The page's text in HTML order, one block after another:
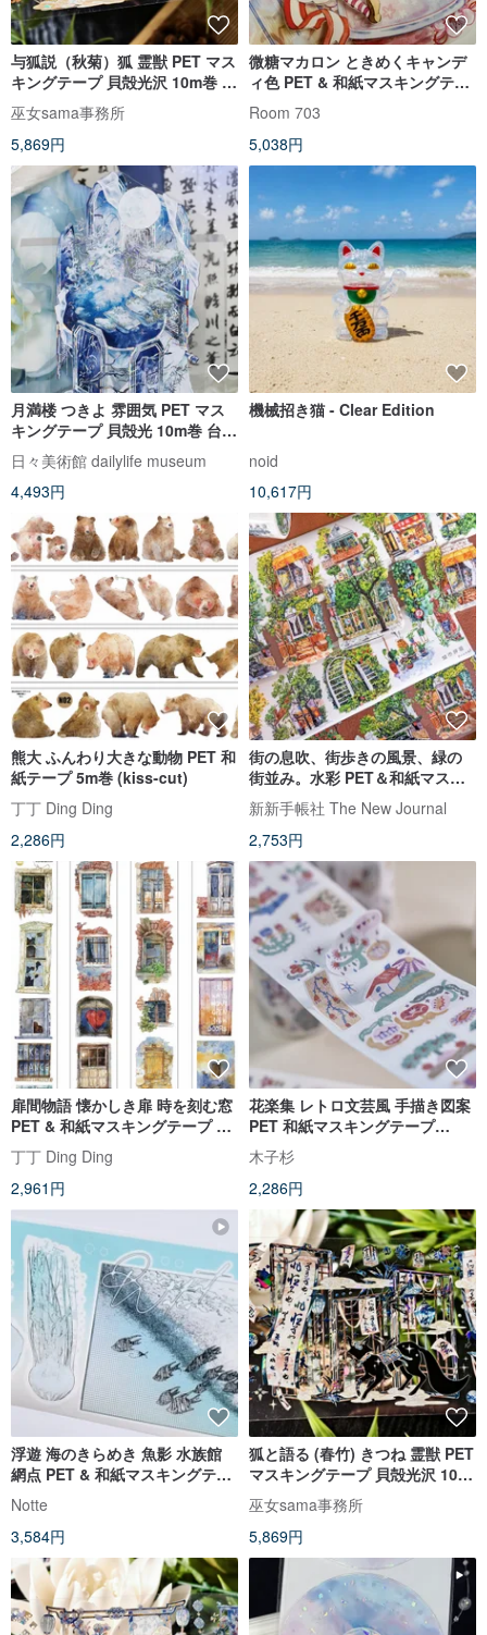
与狐説（秋菊）狐 霊獣 PET マス
キングテープ 貝殻光沢 10m巻 巨
大な画幅
巫女sama事務所
5,869円
微糖マカロン ときめくキャンデ
ィ色 PET & 和紙マスキングテー
プ 台湾製
Room 703
5,038円
月満楼 つきよ 雰囲気 PET マス
キングテープ 貝殻光 10m巻 台湾
製
日々美術館 dailylife museum
4,493円
機械招き猫 - Clear Edition
noid
10,617円
熊大 ふんわり大きな動物 PET 和
紙テープ 5m巻 (kiss-cut)
丁丁 Ding Ding
2,286円
街の息吹、街歩きの風景、緑の
街並み。水彩 PET＆和紙マスキ
ングテープ
新新手帳社 The New Journal
2,753円
扉間物語 懐かしき扉 時を刻む窓
PET & 和紙マスキングテープ 5m
巻 (kiss-cut)
丁丁 Ding Ding
2,961円
花楽集 レトロ文芸風 手描き図案
PET 和紙マスキングテープ
(kiss-cut)
木子杉
2,286円
浮遊 海のきらめき 魚影 水族館
網点 PET & 和紙マスキングテー
プ (kiss-cut)
Notte
3,584円
狐と語る (春竹) きつね 霊獣 PET
マスキングテープ 貝殻光沢 10m
巻 超ワイド
巫女sama事務所
5,869円